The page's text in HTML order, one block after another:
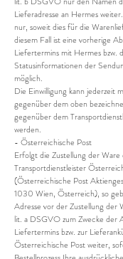
Lieferadresse an Hermes
nur, soweit dies für die
diesem Fall ist eine vorherige
Liefertermins mit Hermes bzw.
Statusinformationen der
möglich.
Die Einwilligung kann jederzeit
gegenüber dem oben
gegenüber dem
werden.
- Österreichische Post
Erfolgt die Zustellung der
Transportdienstleister
(Österreichische Post
1030 Wien, Österreich), so
Adresse vor der Zustellung der
lit. a DSGVO zum Zwecke der
Liefertermins bzw. zur
Österreichische Post weiter,